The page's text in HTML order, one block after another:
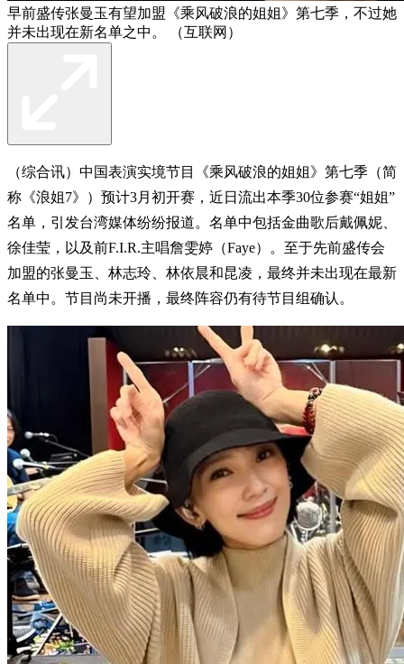
早前盛传张曼玉有望加盟《乘风破浪的姐姐》第七季，不过她
并未出现在新名单之中。 （互联网）
（综合讯）中国表演实境节目《乘风破浪的姐姐》第七季（简
称《浪姐7》）预计3月初开赛，近日流出本季30位参赛“姐姐”
名单，引发台湾媒体纷纷报道。名单中包括金曲歌后戴佩妮、
徐佳莹，以及前F.I.R.主唱詹雯婷（Faye）。至于先前盛传会
加盟的张曼玉、林志玲、林依晨和昆凌，最终并未出现在最新
名单中。节目尚未开播，最终阵容仍有待节目组确认。